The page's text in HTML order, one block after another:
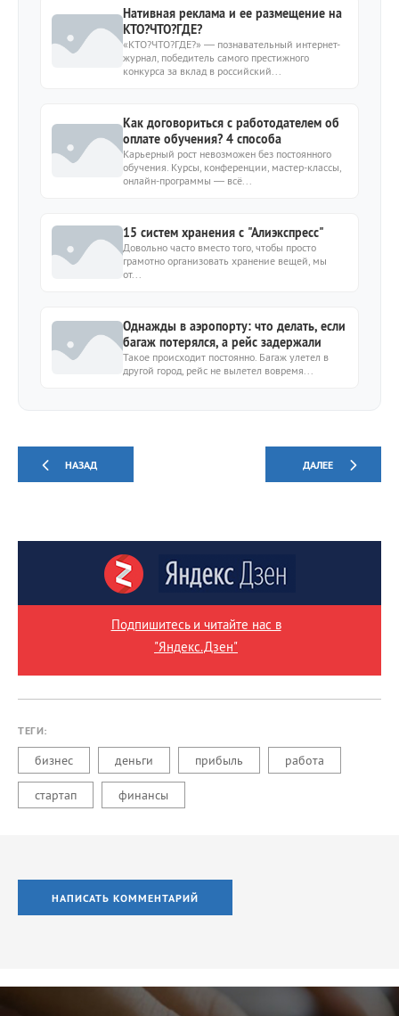
Нативная реклама и ее размещение на
КТО?ЧТО?ГДЕ?
«КТО?ЧТО?ГДЕ?» — познавательный интернет-
журнал, победитель самого престижного
конкурса за вклад в российский...
Как договориться с работодателем об
оплате обучения? 4 способа
Карьерный рост невозможен без постоянного
обучения. Курсы, конференции, мастер-классы,
онлайн-программы — всё...
15 систем хранения с "Алиэкспресс"
Довольно часто вместо того, чтобы просто
грамотно организовать хранение вещей, мы
от...
Однажды в аэропорту: что делать, если
багаж потерялся, а рейс задержали
Такое происходит постоянно. Багаж улетел в
другой город, рейс не вылетел вовремя...
НАЗАД ДАЛЕЕ
Подпишитесь и читайте нас в
"Яндекс.Дзен"
ТЕГИ:
бизнес деньги прибыль работа
стартап финансы
НАПИСАТЬ КОММЕНТАРИЙ